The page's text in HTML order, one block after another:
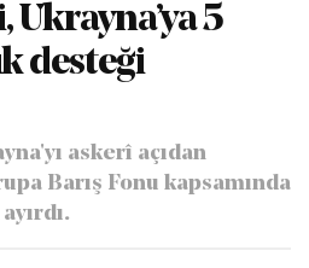
5
desteği
askerî açıdan
Barış Fonu kapsamında